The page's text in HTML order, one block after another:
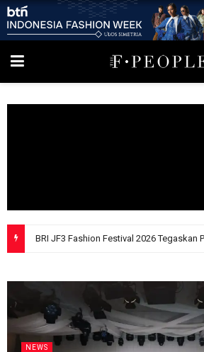
NEWS